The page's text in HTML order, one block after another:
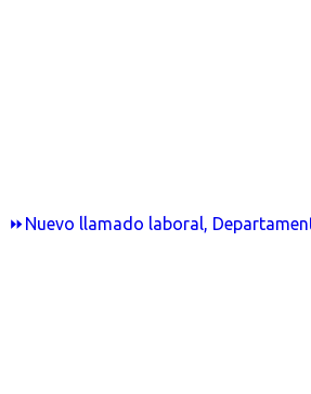
⏩Nuevo llamado laboral,